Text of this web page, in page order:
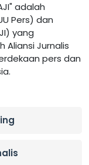
adalah
Pers) dan
yang
Aliansi Jurnalis
pers dan